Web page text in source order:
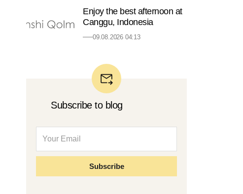
Enjoy the best afternoon at
Canggu, Indonesia
09.08.2026 04:13
Subscribe to blog